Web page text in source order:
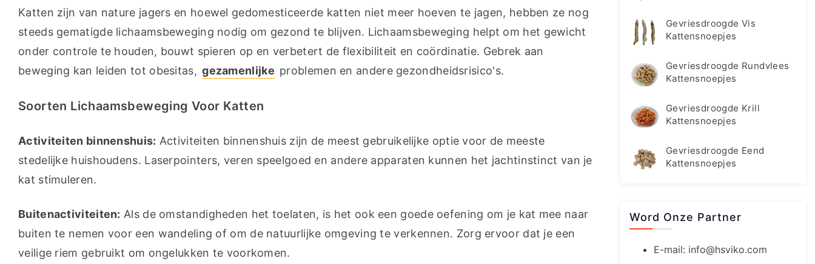
Katten zijn van nature jagers en hoewel gedomesticeerde katten niet meer hoeven te jagen, hebben ze nog
steeds gematigde lichaamsbeweging nodig om gezond te blijven. Lichaamsbeweging helpt om het gewicht
onder controle te houden, bouwt spieren op en verbetert de flexibiliteit en coördinatie. Gebrek aan
beweging kan leiden tot obesitas, gezamenlijke problemen en andere gezondheidsrisico's.
Soorten Lichaamsbeweging Voor Katten
Activiteiten binnenshuis: Activiteiten binnenshuis zijn de meest gebruikelijke optie voor de meeste
stedelijke huishoudens. Laserpointers, veren speelgoed en andere apparaten kunnen het jachtinstinct van je
kat stimuleren.
Buitenactiviteiten: Als de omstandigheden het toelaten, is het ook een goede oefening om je kat mee naar
buiten te nemen voor een wandeling of om de natuurlijke omgeving te verkennen. Zorg ervoor dat je een
veilige riem gebruikt om ongelukken te voorkomen.
Gevriesdroogde Vis
Kattensnoepjes
Gevriesdroogde Rundvlees
Kattensnoepjes
Gevriesdroogde Krill
Kattensnoepjes
Gevriesdroogde Eend
Kattensnoepjes
Word Onze Partner
E-mail: info@hsviko.com